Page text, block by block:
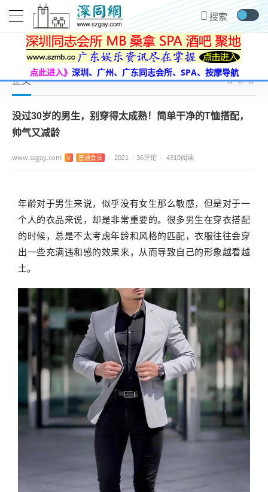
点此进入》 深圳、广州、广东同志会所、SPA、按摩导航
当前位置： 首页 男装 没过30岁的男生，别穿得太成熟！简单干净的T恤搭配，帅气又减龄
正文
没过30岁的男生，别穿得太成熟！简单干净的T恤搭配，
帅气又减龄
www.szgay.com V 普通会员 / 2021 / 36评论 / 4910阅读
年龄对于男生来说，似乎没有女生那么敏感，但是对于一
个人的衣品来说，却是非常重要的。很多男生在穿衣搭配
的时候，总是不太考虑年龄和风格的匹配，衣服往往会穿
出一些充满违和感的效果来，从而导致自己的形象越看越
土。